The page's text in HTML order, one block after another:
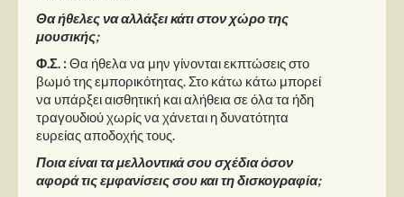
Θα ήθελες να αλλάξει κάτι στον χώρο της
μουσικής;
Φ.Σ. : Θα ήθελα να μην γίνονται εκπτώσεις στο
βωμό της εμπορικότητας. Στο κάτω κάτω μπορεί
να υπάρξει αισθητική και αλήθεια σε όλα τα ήδη
τραγουδιού χωρίς να χάνεται η δυνατότητα
ευρείας αποδοχής τους.
Ποια είναι τα μελλοντικά σου σχέδια όσον
αφορά τις εμφανίσεις σου και τη δισκογραφία;